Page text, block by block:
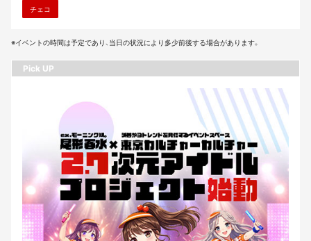
チェコ
※イベントの時間は予定であり、当日の状況により多少前後する場合があります。
Pick UP